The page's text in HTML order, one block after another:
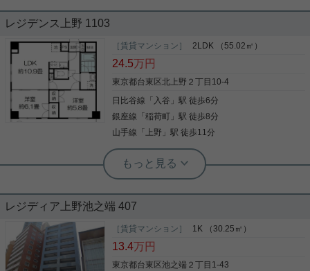
お部屋はコンパクトですが水回りは充実しています
２口コンロ・独立洗面台・追い炊き １階ですがシャ
ッターもついて安心です。
レジデンス上野 1103
［賃貸マンション］ 2LDK （55.02㎡）
24.5万円
東京都台東区北上野２丁目10-4
日比谷線 「 入谷 」駅 徒歩6分
銀座線 「稲荷町 」駅 徒歩8分
山手線 「 上野 」駅 徒歩11分
根津駅前センター（実用根津ホーム株式会社 根津駅前センター） スタ
ッフ小西
長く住んで頂きたい（更新料無し）
上野駅徒歩圏内の２LDKマンション １１階建ての１
１階部分（最上階） 各居室は収納で仕切られ独立性
があります。 宅配BOXも完備でオススメのマンショ
ンです。 是非ご覧下さい。
レジディア上野池之端 407
［賃貸マンション］ 1K （30.25㎡）
13.4万円
東京都台東区池之端２丁目1-43